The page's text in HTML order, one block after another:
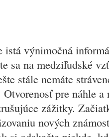
istá výnimočná
sa na medziľudské
stále nemáte
pre náhle a
zážitky.
nových